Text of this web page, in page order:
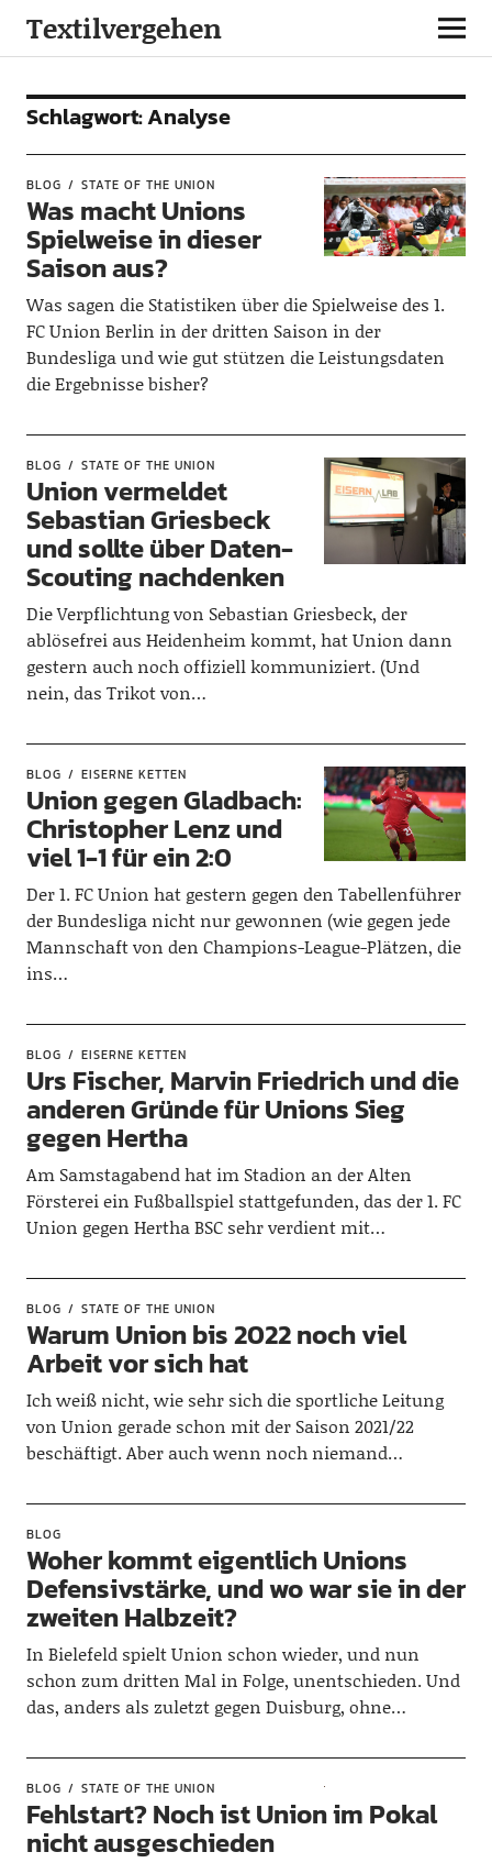
Textilvergehen
Schlagwort:Analyse
BLOG STATE OF THE UNION
Was macht Unions
Spielweise in dieser
Saison aus?
Was sagen die Statistiken über die Spielweise des 1.
FC Union Berlin in der dritten Saison in der
Bundesliga und wie gut stützen die Leistungsdaten
die Ergebnisse bisher?
BLOG STATE OF THE UNION
Union vermeldet
Sebastian Griesbeck
und sollte über Daten-
Scouting nachdenken
Die Verpflichtung von Sebastian Griesbeck, der
ablösefrei aus Heidenheim kommt, hat Union dann
gestern auch noch offiziell kommuniziert. (Und
nein, das Trikot von…
BLOG EISERNE KETTEN
Union gegen Gladbach:
Christopher Lenz und
viel 1-1 für ein 2:0
Der 1. FC Union hat gestern gegen den Tabellenführer
der Bundesliga nicht nur gewonnen (wie gegen jede
Mannschaft von den Champions-League-Plätzen, die
ins…
BLOG EISERNE KETTEN
Urs Fischer, Marvin Friedrich und die
anderen Gründe für Unions Sieg
gegen Hertha
Am Samstagabend hat im Stadion an der Alten
Försterei ein Fußballspiel stattgefunden, das der 1. FC
Union gegen Hertha BSC sehr verdient mit…
BLOG STATE OF THE UNION
Warum Union bis 2022 noch viel
Arbeit vor sich hat
Ich weiß nicht, wie sehr sich die sportliche Leitung
von Union gerade schon mit der Saison 2021/22
beschäftigt. Aber auch wenn noch niemand…
BLOG
Woher kommt eigentlich Unions
Defensivstärke, und wo war sie in der
zweiten Halbzeit?
In Bielefeld spielt Union schon wieder, und nun
schon zum dritten Mal in Folge, unentschieden. Und
das, anders als zuletzt gegen Duisburg, ohne…
BLOG STATE OF THE UNION
Fehlstart? Noch ist Union im Pokal
nicht ausgeschieden